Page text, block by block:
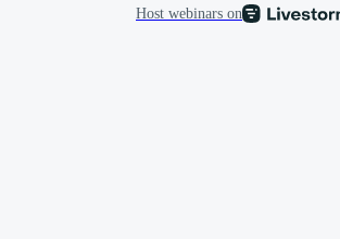
Host webinars on